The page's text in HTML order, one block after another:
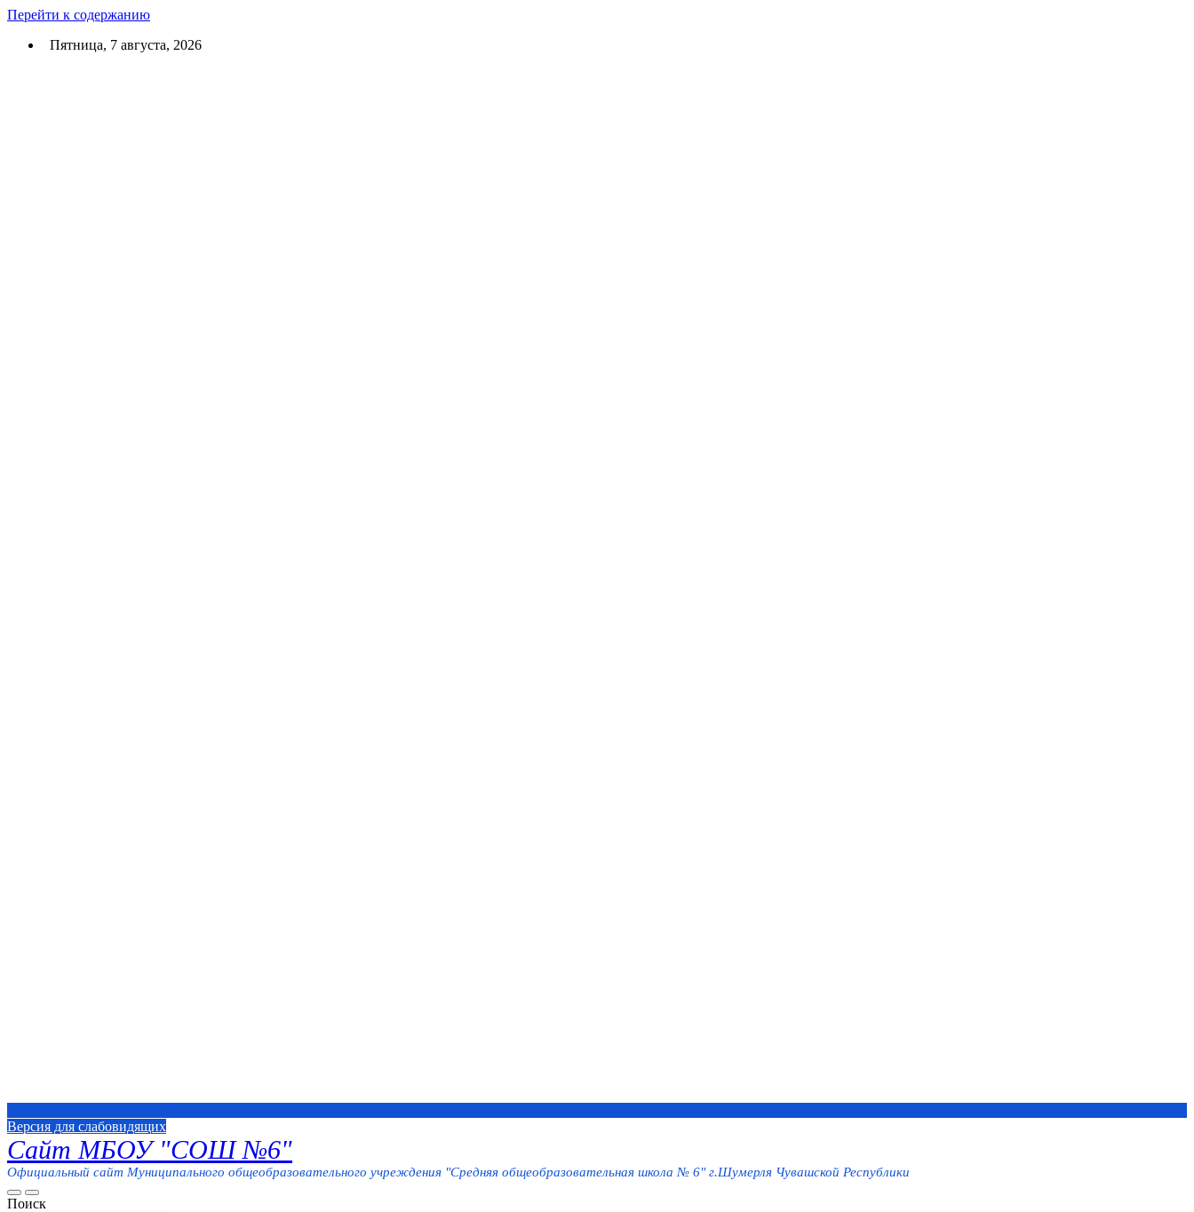
Перейти к содержанию
Пятница, 7 августа, 2026
Версия для слабовидящих
Сайт МБОУ "СОШ №6"
Официальный сайт Муниципального общеобразовательного учреждения "Средняя общеобразовательная школа № 6" г.Шумерля Чувашской Республики
Поиск